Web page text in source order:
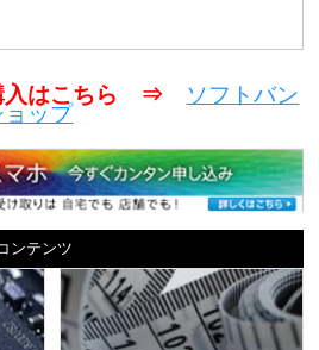
入はこちら ⇒ ソフトバン
ョップ
ンテンツ